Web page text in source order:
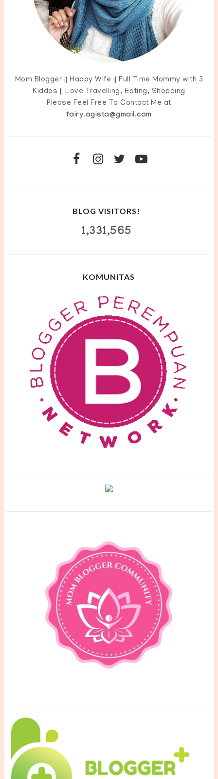
Mom Blogger || Happy Wife || Full Time Mommy with 3
Kiddos || Love Travelling, Eating, Shopping
Please Feel Free To Contact Me at
fairy.agista@gmail.com
BLOG VISITORS!
1,331,565
KOMUNITAS